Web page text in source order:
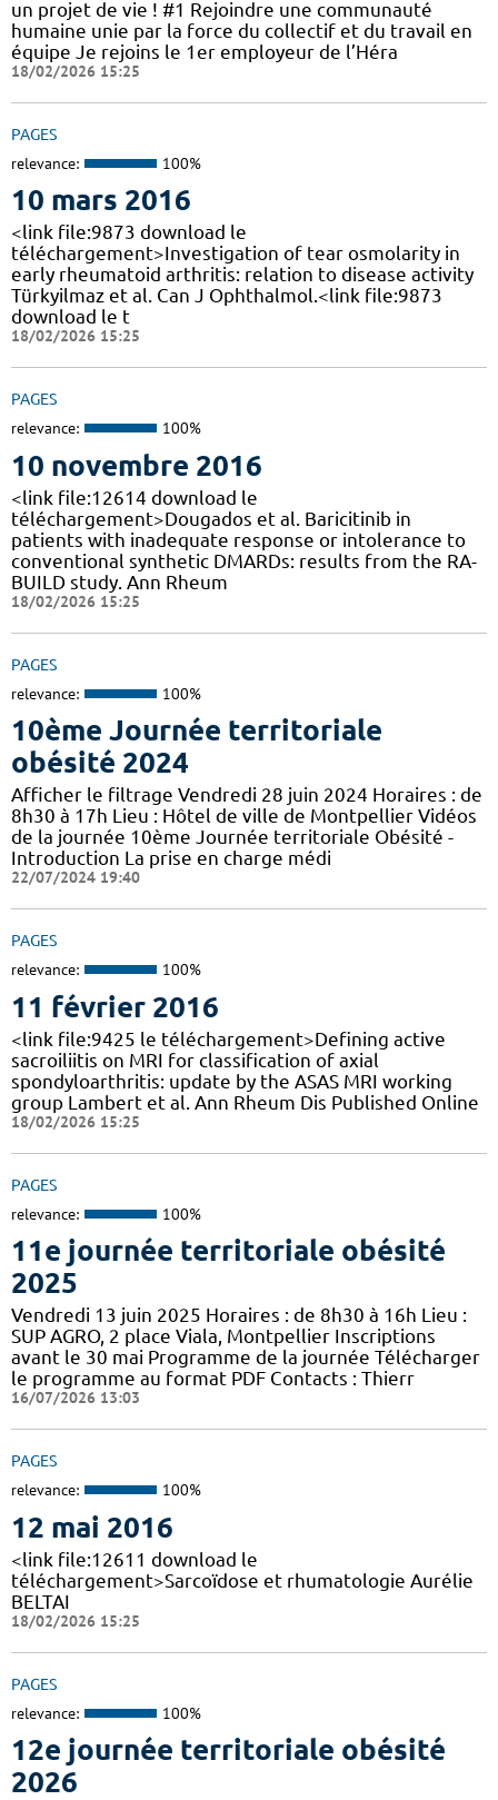
un projet de vie ! #1 Rejoindre une communauté
humaine unie par la force du collectif et du travail en
équipe Je rejoins le 1er employeur de l’Héra
18/02/2026 15:25
PAGES
relevance: 100%
10 mars 2016
<link file:9873 download le
téléchargement>Investigation of tear osmolarity in
early rheumatoid arthritis: relation to disease activity
Türkyilmaz et al. Can J Ophthalmol.<link file:9873
download le t
18/02/2026 15:25
PAGES
relevance: 100%
10 novembre 2016
<link file:12614 download le
téléchargement>Dougados et al. Baricitinib in
patients with inadequate response or intolerance to
conventional synthetic DMARDs: results from the RA-
BUILD study. Ann Rheum
18/02/2026 15:25
PAGES
relevance: 100%
10ème Journée territoriale
obésité 2024
Afficher le filtrage Vendredi 28 juin 2024 Horaires : de
8h30 à 17h Lieu : Hôtel de ville de Montpellier Vidéos
de la journée 10ème Journée territoriale Obésité -
Introduction La prise en charge médi
22/07/2024 19:40
PAGES
relevance: 100%
11 février 2016
<link file:9425 le téléchargement>Defining active
sacroiliitis on MRI for classification of axial
spondyloarthritis: update by the ASAS MRI working
group Lambert et al. Ann Rheum Dis Published Online
18/02/2026 15:25
PAGES
relevance: 100%
11e journée territoriale obésité
2025
Vendredi 13 juin 2025 Horaires : de 8h30 à 16h Lieu :
SUP AGRO, 2 place Viala, Montpellier Inscriptions
avant le 30 mai Programme de la journée Télécharger
le programme au format PDF Contacts : Thierr
16/07/2026 13:03
PAGES
relevance: 100%
12 mai 2016
<link file:12611 download le
téléchargement>Sarcoïdose et rhumatologie Aurélie
BELTAI
18/02/2026 15:25
PAGES
relevance: 100%
12e journée territoriale obésité
2026